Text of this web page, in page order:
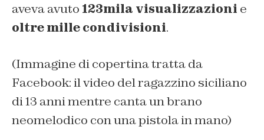
aveva avuto 123mila visualizzazioni e
oltre mille condivisioni.
(Immagine di copertina tratta da
Facebook: il video del ragazzino siciliano
di 13 anni mentre canta un brano
neomelodico con una pistola in mano)